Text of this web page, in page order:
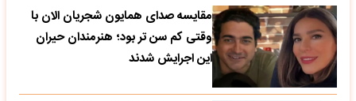
مقایسه صدای همایون شجریان الان با
وقتی کم سن تر بود؛ هنرمندان حیران
این اجرایش شدند